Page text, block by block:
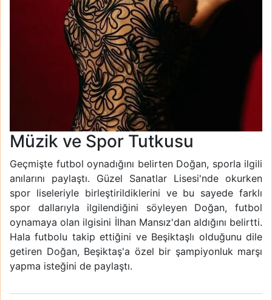
Müzik ve Spor Tutkusu
Geçmişte futbol oynadığını belirten Doğan, sporla ilgili
anılarını paylaştı. Güzel Sanatlar Lisesi'nde okurken
spor liseleriyle birleştirildiklerini ve bu sayede farklı
spor dallarıyla ilgilendiğini söyleyen Doğan, futbol
oynamaya olan ilgisini İlhan Mansız'dan aldığını belirtti.
Hala futbolu takip ettiğini ve Beşiktaşlı olduğunu dile
getiren Doğan, Beşiktaş'a özel bir şampiyonluk marşı
yapma isteğini de paylaştı.